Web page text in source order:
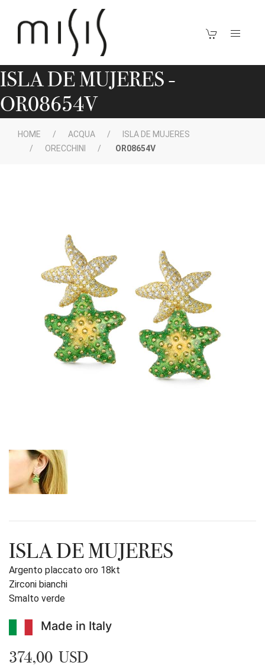
ISLA DE MUJERES -
OR08654V
HOME ACQUA
ISLA DE MUJERES
ORECCHINI
OR08654V
ISLA DE MUJERES
Argento placcato oro 18kt
Zirconi bianchi
Smalto verde
Made in Italy
374,00 USD